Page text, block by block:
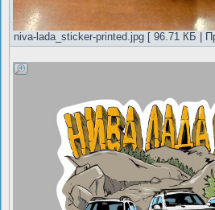
niva-lada_sticker-printed.jpg [ 96.71 КБ |